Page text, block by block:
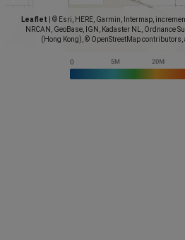
Leaflet
© Esri, HERE, Garmin, Intermap,
NRCAN, GeoBase, IGN, Kadaster NL, Ordnance
(Hong Kong), © OpenStreetMap contributors,